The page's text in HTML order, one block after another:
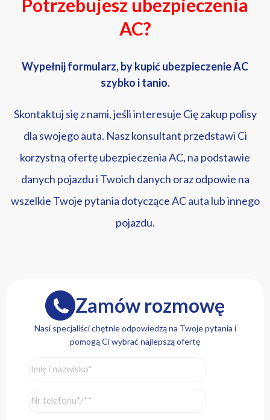
Potrzebujesz ubezpieczenia
AC?
Wypełnij formularz, by kupić ubezpieczenie AC
szybko i tanio.
Skontaktuj się z nami, jeśli interesuje Cię zakup polisy
dla swojego auta. Nasz konsultant przedstawi Ci
korzystną ofertę ubezpieczenia AC, na podstawie
danych pojazdu i Twoich danych oraz odpowie na
wszelkie Twoje pytania dotyczące AC auta lub innego
pojazdu.
Zamów rozmowę
Nasi specjaliści chętnie odpowiedzą na Twoje pytania i
pomogą Ci wybrać najlepszą ofertę